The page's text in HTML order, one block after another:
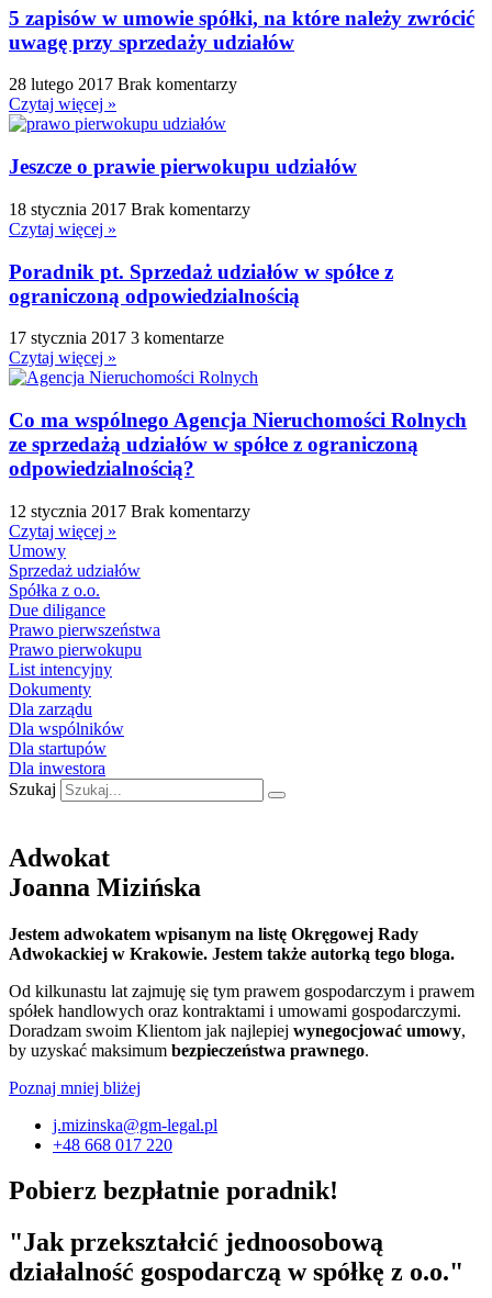
5 zapisów w umowie spółki, na które należy zwrócić
uwagę przy sprzedaży udziałów
28 lutego 2017 Brak komentarzy
Czytaj więcej »
Jeszcze o prawie pierwokupu udziałów
18 stycznia 2017 Brak komentarzy
Czytaj więcej »
Poradnik pt. Sprzedaż udziałów w spółce z
ograniczoną odpowiedzialnością
17 stycznia 2017 3 komentarze
Czytaj więcej »
Co ma wspólnego Agencja Nieruchomości Rolnych
ze sprzedażą udziałów w spółce z ograniczoną
odpowiedzialnością?
12 stycznia 2017 Brak komentarzy
Czytaj więcej »
Umowy
Sprzedaż udziałów
Spółka z o.o.
Due diligance
Prawo pierwszeństwa
Prawo pierwokupu
List intencyjny
Dokumenty
Dla zarządu
Dla wspólników
Dla startupów
Dla inwestora
Szukaj
Adwokat
Joanna Mizińska
Jestem adwokatem wpisanym na listę Okręgowej Rady
Adwokackiej w Krakowie. Jestem także autorką tego bloga.
Od kilkunastu lat zajmuję się tym prawem gospodarczym i prawem
spółek handlowych oraz kontraktami i umowami gospodarczymi.
Doradzam swoim Klientom jak najlepiej wynegocjować umowy,
by uzyskać maksimum bezpieczeństwa prawnego.
Poznaj mniej bliżej
j.mizinska@gm-legal.pl
+48 668 017 220
Pobierz bezpłatnie poradnik!
"Jak przekształcić jednoosobową
działalność gospodarczą w spółkę z o.o."